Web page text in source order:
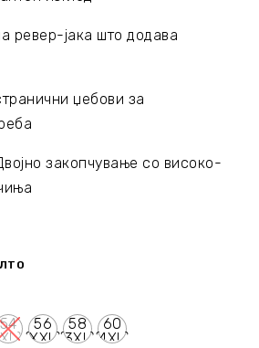
ревер-јака што додава
џебови за
закопчување со високо-
54
56
(XXL)
58
(3XL)
60
(4XL)